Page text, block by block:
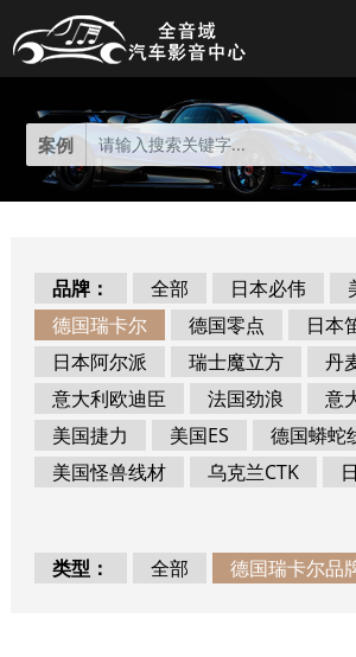
代理产品
Product
案例
品牌： 全部 日本必伟
德国瑞卡尔
德国零点
日本
日本阿尔派
瑞士魔立方
丹
意大利欧迪臣
法国劲浪
意
美国捷力
美国ES
德国蟒蛇
美国怪兽线材
乌克兰CTK
类型： 全部 德国瑞卡尔品